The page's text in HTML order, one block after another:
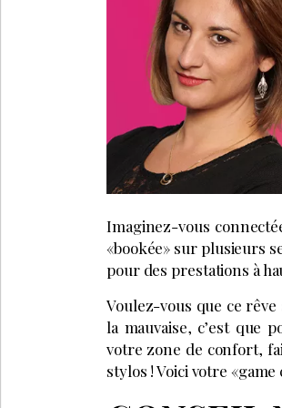
Imaginez-vous
«bookée» sur plusieurs
pour des prestations à
Voulez-vous que ce rêve
la mauvaise, c’est que
votre zone de confort,
stylos ! Voici votre